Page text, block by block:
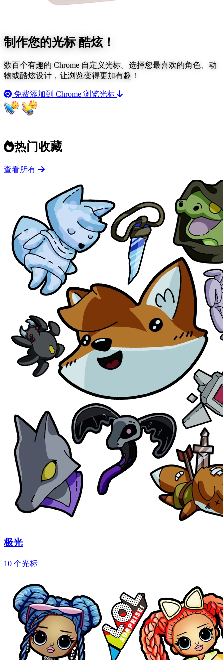
制作您的光标酷炫！
数百个有趣的 Chrome 自定义光标。选择您最喜欢的角色、动
物或酷炫设计，让浏览变得更加有趣！
免费添加到 Chrome 浏览光标
热门收藏
查看所有
极光
10 个光标